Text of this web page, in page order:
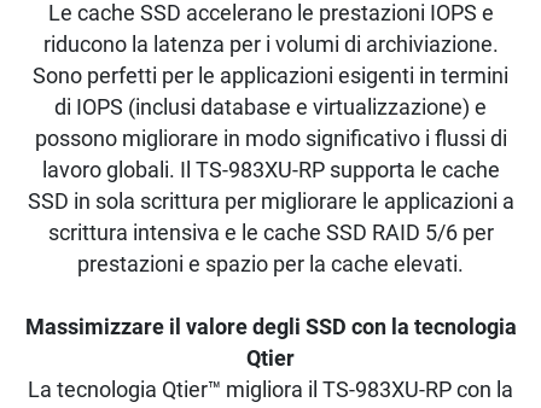
Le cache SSD accelerano le prestazioni IOPS e
riducono la latenza per i volumi di archiviazione.
Sono perfetti per le applicazioni esigenti in termini
di IOPS (inclusi database e virtualizzazione) e
possono migliorare in modo significativo i flussi di
lavoro globali. Il TS-983XU-RP supporta le cache
SSD in sola scrittura per migliorare le applicazioni a
scrittura intensiva e le cache SSD RAID 5/6 per
prestazioni e spazio per la cache elevati.
Massimizzare il valore degli SSD con la tecnologia
Qtier
La tecnologia Qtier™ migliora il TS-983XU-RP con la